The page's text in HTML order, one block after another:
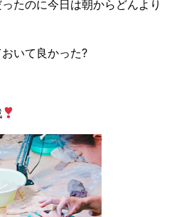
たのに今日は朝からどんより
いて良かった?